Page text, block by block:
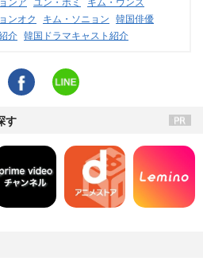
ンオク キム・ソニョン 韓国俳優
介 韓国ドラマキャスト紹介
す